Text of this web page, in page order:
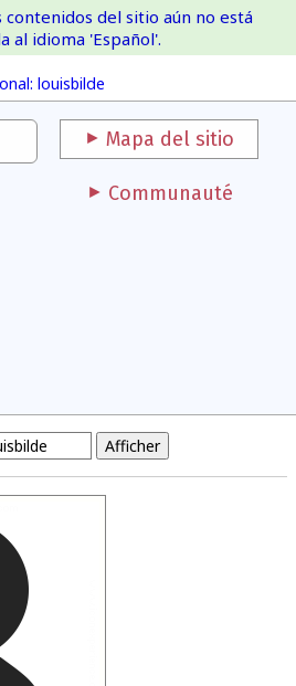
France-IOI
louisbilde
del sitio aún no está
al idioma 'Español'.
Mapa del sitio
Communauté